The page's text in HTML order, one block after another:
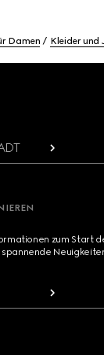
Damen Kleider und
zum Start